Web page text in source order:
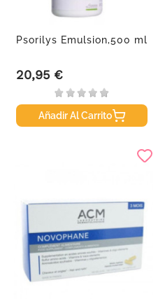
Psorilys Emulsion,500 ml
Precio
20,95 €
Añadir Al Carrito